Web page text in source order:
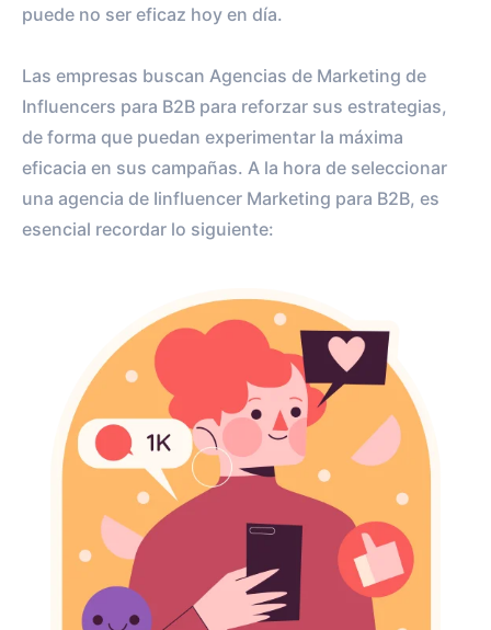
puede no ser eficaz hoy en día.
Las empresas buscan Agencias de Marketing de
Influencers para B2B para reforzar sus estrategias,
de forma que puedan experimentar la máxima
eficacia en sus campañas. A la hora de seleccionar
una agencia de Iinfluencer Marketing para B2B, es
esencial recordar lo siguiente: